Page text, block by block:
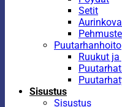
Setit
Puutarhanhoito
Ruukut
Sisustus
Sisustus